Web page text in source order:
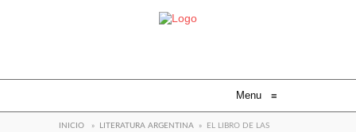
Menu ≡
INICIO » LITERATURA ARGENTINA »
EL LIBRO DE LAS